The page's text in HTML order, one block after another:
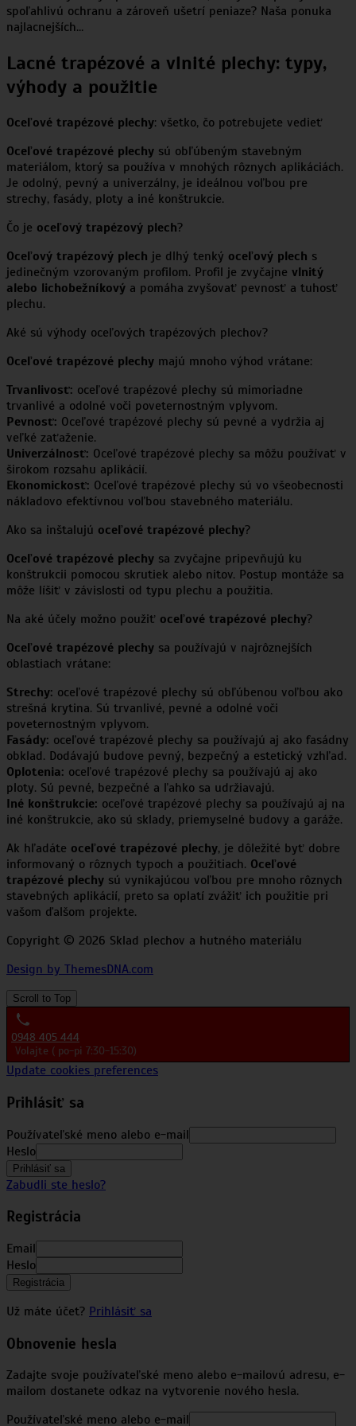
spoľahlivú ochranu a zároveň ušetrí peniaze? Naša ponuka
najlacnejších…
Lacné trapézové a vlnité plechy: typy,
výhody a použitie
Oceľové trapézové plechy: všetko, čo potrebujete vedieť
Oceľové trapézové plechy sú obľúbeným stavebným
materiálom, ktorý sa používa v mnohých rôznych aplikáciách.
Je odolný, pevný a univerzálny, je ideálnou voľbou pre
strechy, fasády, ploty a iné konštrukcie.
Čo je oceľový trapézový plech?
Oceľový trapézový plech je dlhý tenký oceľový plech s
jedinečným vzorovaným profilom. Profil je zvyčajne vlnitý
alebo lichobežníkový a pomáha zvyšovať pevnosť a tuhosť
plechu.
Aké sú výhody oceľových trapézových plechov?
Oceľové trapézové plechy majú mnoho výhod vrátane:
Trvanlivosť: oceľové trapézové plechy sú mimoriadne
trvanlivé a odolné voči poveternostným vplyvom.
Pevnosť: Oceľové trapézové plechy sú pevné a vydržia aj
veľké zaťaženie.
Univerzálnosť: Oceľové trapézové plechy sa môžu používať v
širokom rozsahu aplikácií.
Ekonomickosť: Oceľové trapézové plechy sú vo všeobecnosti
nákladovo efektívnou voľbou stavebného materiálu.
Ako sa inštalujú oceľové trapézové plechy?
Oceľové trapézové plechy sa zvyčajne pripevňujú ku
konštrukcii pomocou skrutiek alebo nitov. Postup montáže sa
môže líšiť v závislosti od typu plechu a použitia.
Na aké účely možno použiť oceľové trapézové plechy?
Oceľové trapézové plechy sa používajú v najrôznejších
oblastiach vrátane:
Strechy: oceľové trapézové plechy sú obľúbenou voľbou ako
strešná krytina. Sú trvanlivé, pevné a odolné voči
poveternostným vplyvom.
Fasády: oceľové trapézové plechy sa používajú aj ako fasádny
obklad. Dodávajú budove pevný, bezpečný a estetický vzhľad.
Oplotenia: oceľové trapézové plechy sa používajú aj ako
ploty. Sú pevné, bezpečné a ľahko sa udržiavajú.
Iné konštrukcie: oceľové trapézové plechy sa používajú aj na
iné konštrukcie, ako sú sklady, priemyselné budovy a garáže.
Ak hľadáte oceľové trapézové plechy, je dôležité byť dobre
informovaný o rôznych typoch a použitiach. Oceľové
trapézové plechy sú vynikajúcou voľbou pre mnoho rôznych
stavebných aplikácií, preto sa oplatí zvážiť ich použitie pri
vašom ďalšom projekte.
Copyright © 2026 Sklad plechov a hutného materiálu
Design by ThemesDNA.com
Scroll to Top
0948 405 444
Volajte ( po-pi 7:30-15:30)
Update cookies preferences
Prihlásiť sa
Používateľské meno alebo e-mail
Heslo
Prihlásiť sa
Zabudli ste heslo?
Registrácia
Email
Heslo
Registrácia
Už máte účet? Prihlásiť sa
Obnovenie hesla
Zadajte svoje používateľské meno alebo e-mailovú adresu, e-
mailom dostanete odkaz na vytvorenie nového hesla.
Používateľské meno alebo e-mail